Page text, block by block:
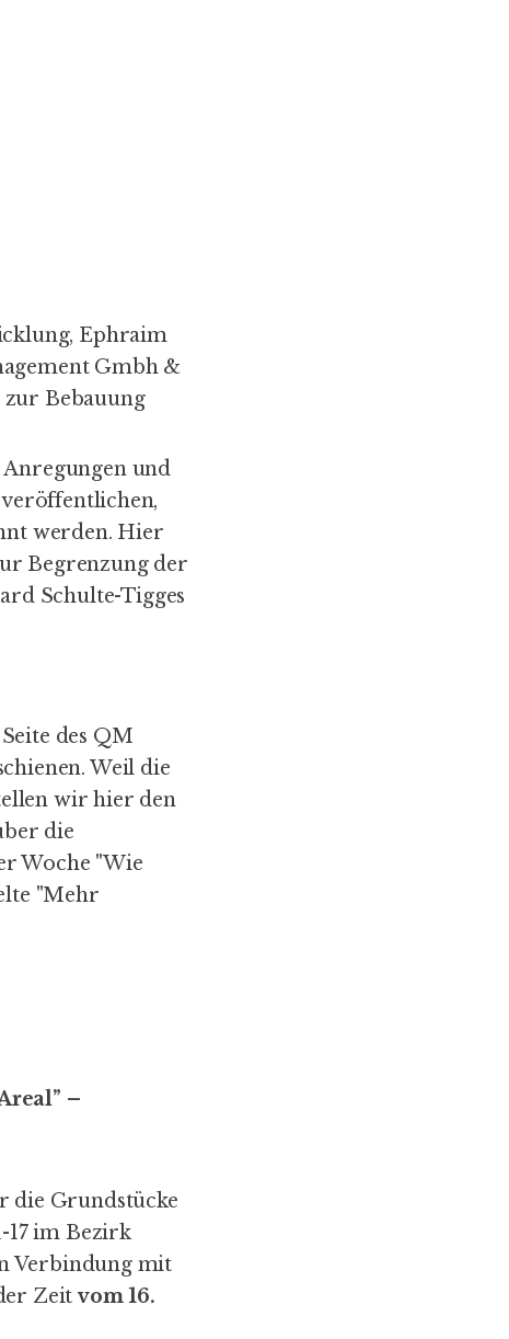
Ephraim
Gmbh &
zur Bebauung
und
werden. Hier
Begrenzung der
Schulte-Tigges
des QM
Weil die
wir hier den
die
Woche "Wie
"Mehr
–
die Grundstücke
17 im Bezirk
Verbindung mit
Zeitvom 16.